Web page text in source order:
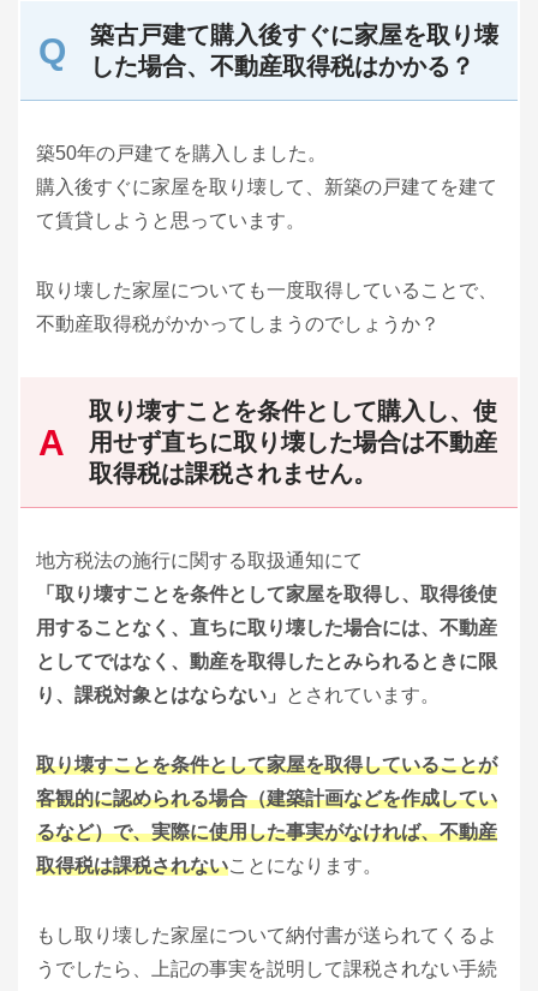
築古戸建て購入後すぐに家屋を取り壊
した場合、不動産取得税はかかる？
築50年の戸建てを購入しました。
購入後すぐに家屋を取り壊して、新築の戸建てを建て
て賃貸しようと思っています。
取り壊した家屋についても一度取得していることで、
不動産取得税がかかってしまうのでしょうか？
取り壊すことを条件として購入し、使
用せず直ちに取り壊した場合は不動産
取得税は課税されません。
地方税法の施行に関する取扱通知にて
「取り壊すことを条件として家屋を取得し、取得後使
用することなく、直ちに取り壊した場合には、不動産
としてではなく、動産を取得したとみられるときに限
り、課税対象とはならない」
とされています。
取り壊すことを条件として家屋を取得していることが
客観的に認められる場合（建築計画などを作成してい
るなど）で、実際に使用した事実がなければ、不動産
取得税は課税されないことになります。
もし取り壊した家屋について納付書が送られてくるよ
うでしたら、上記の事実を説明して課税されない手続